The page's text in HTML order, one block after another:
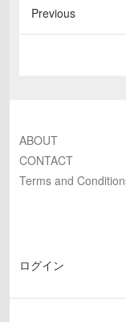
Previous
ABOUT
CONTACT
Terms and
ログイン